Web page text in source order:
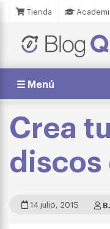
Tienda
☰ Menú
Crea
14 julio, 2015